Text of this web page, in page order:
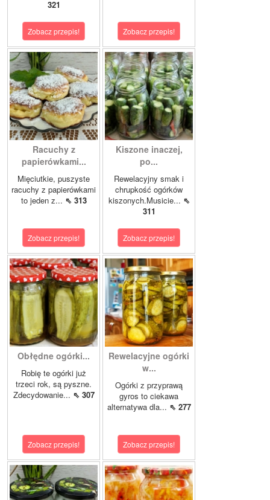
321
Zobacz przepis! Zobacz przepis!
Racuchy z
papierówkami...
Mięciutkie, puszyste
racuchy z papierówkami
to jeden z... ⇖ 313
Zobacz przepis!
Kiszone inaczej,
po...
Rewelacyjny smak i
chrupkość ogórków
kiszonych.Musicie... ⇖
311
Zobacz przepis!
Obłędne ogórki...
Robię te ogórki już
trzeci rok, są pyszne.
Zdecydowanie... ⇖ 307
Zobacz przepis!
Rewelacyjne ogórki
w...
Ogórki z przyprawą
gyros to ciekawa
alternatywa dla... ⇖ 277
Zobacz przepis!